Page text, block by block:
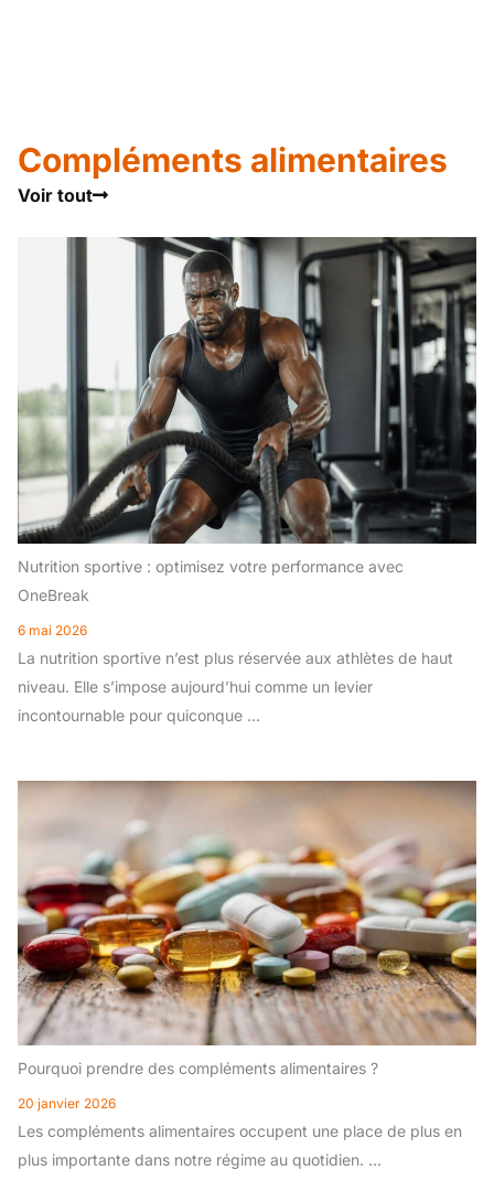
Compléments alimentaires
Voir tout
Nutrition sportive : optimisez votre performance avec
OneBreak
6 mai 2026
La nutrition sportive n’est plus réservée aux athlètes de haut
niveau. Elle s’impose aujourd’hui comme un levier
incontournable pour quiconque …
Pourquoi prendre des compléments alimentaires ?
20 janvier 2026
Les compléments alimentaires occupent une place de plus en
plus importante dans notre régime au quotidien. ...